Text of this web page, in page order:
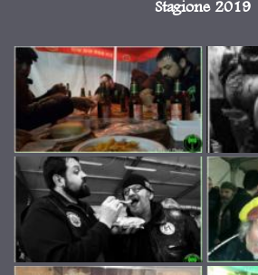
Stagione 2019